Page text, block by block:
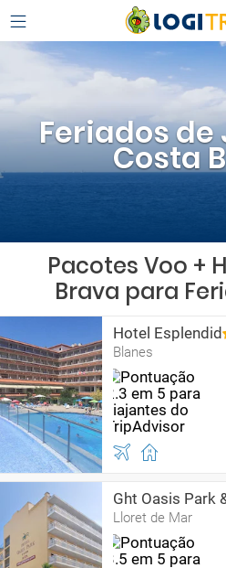
Feriados de
Costa
Pacotes Voo +
Brava para
Hotel Esplendid
Blanes
Ght Oasis Park
Lloret de Mar